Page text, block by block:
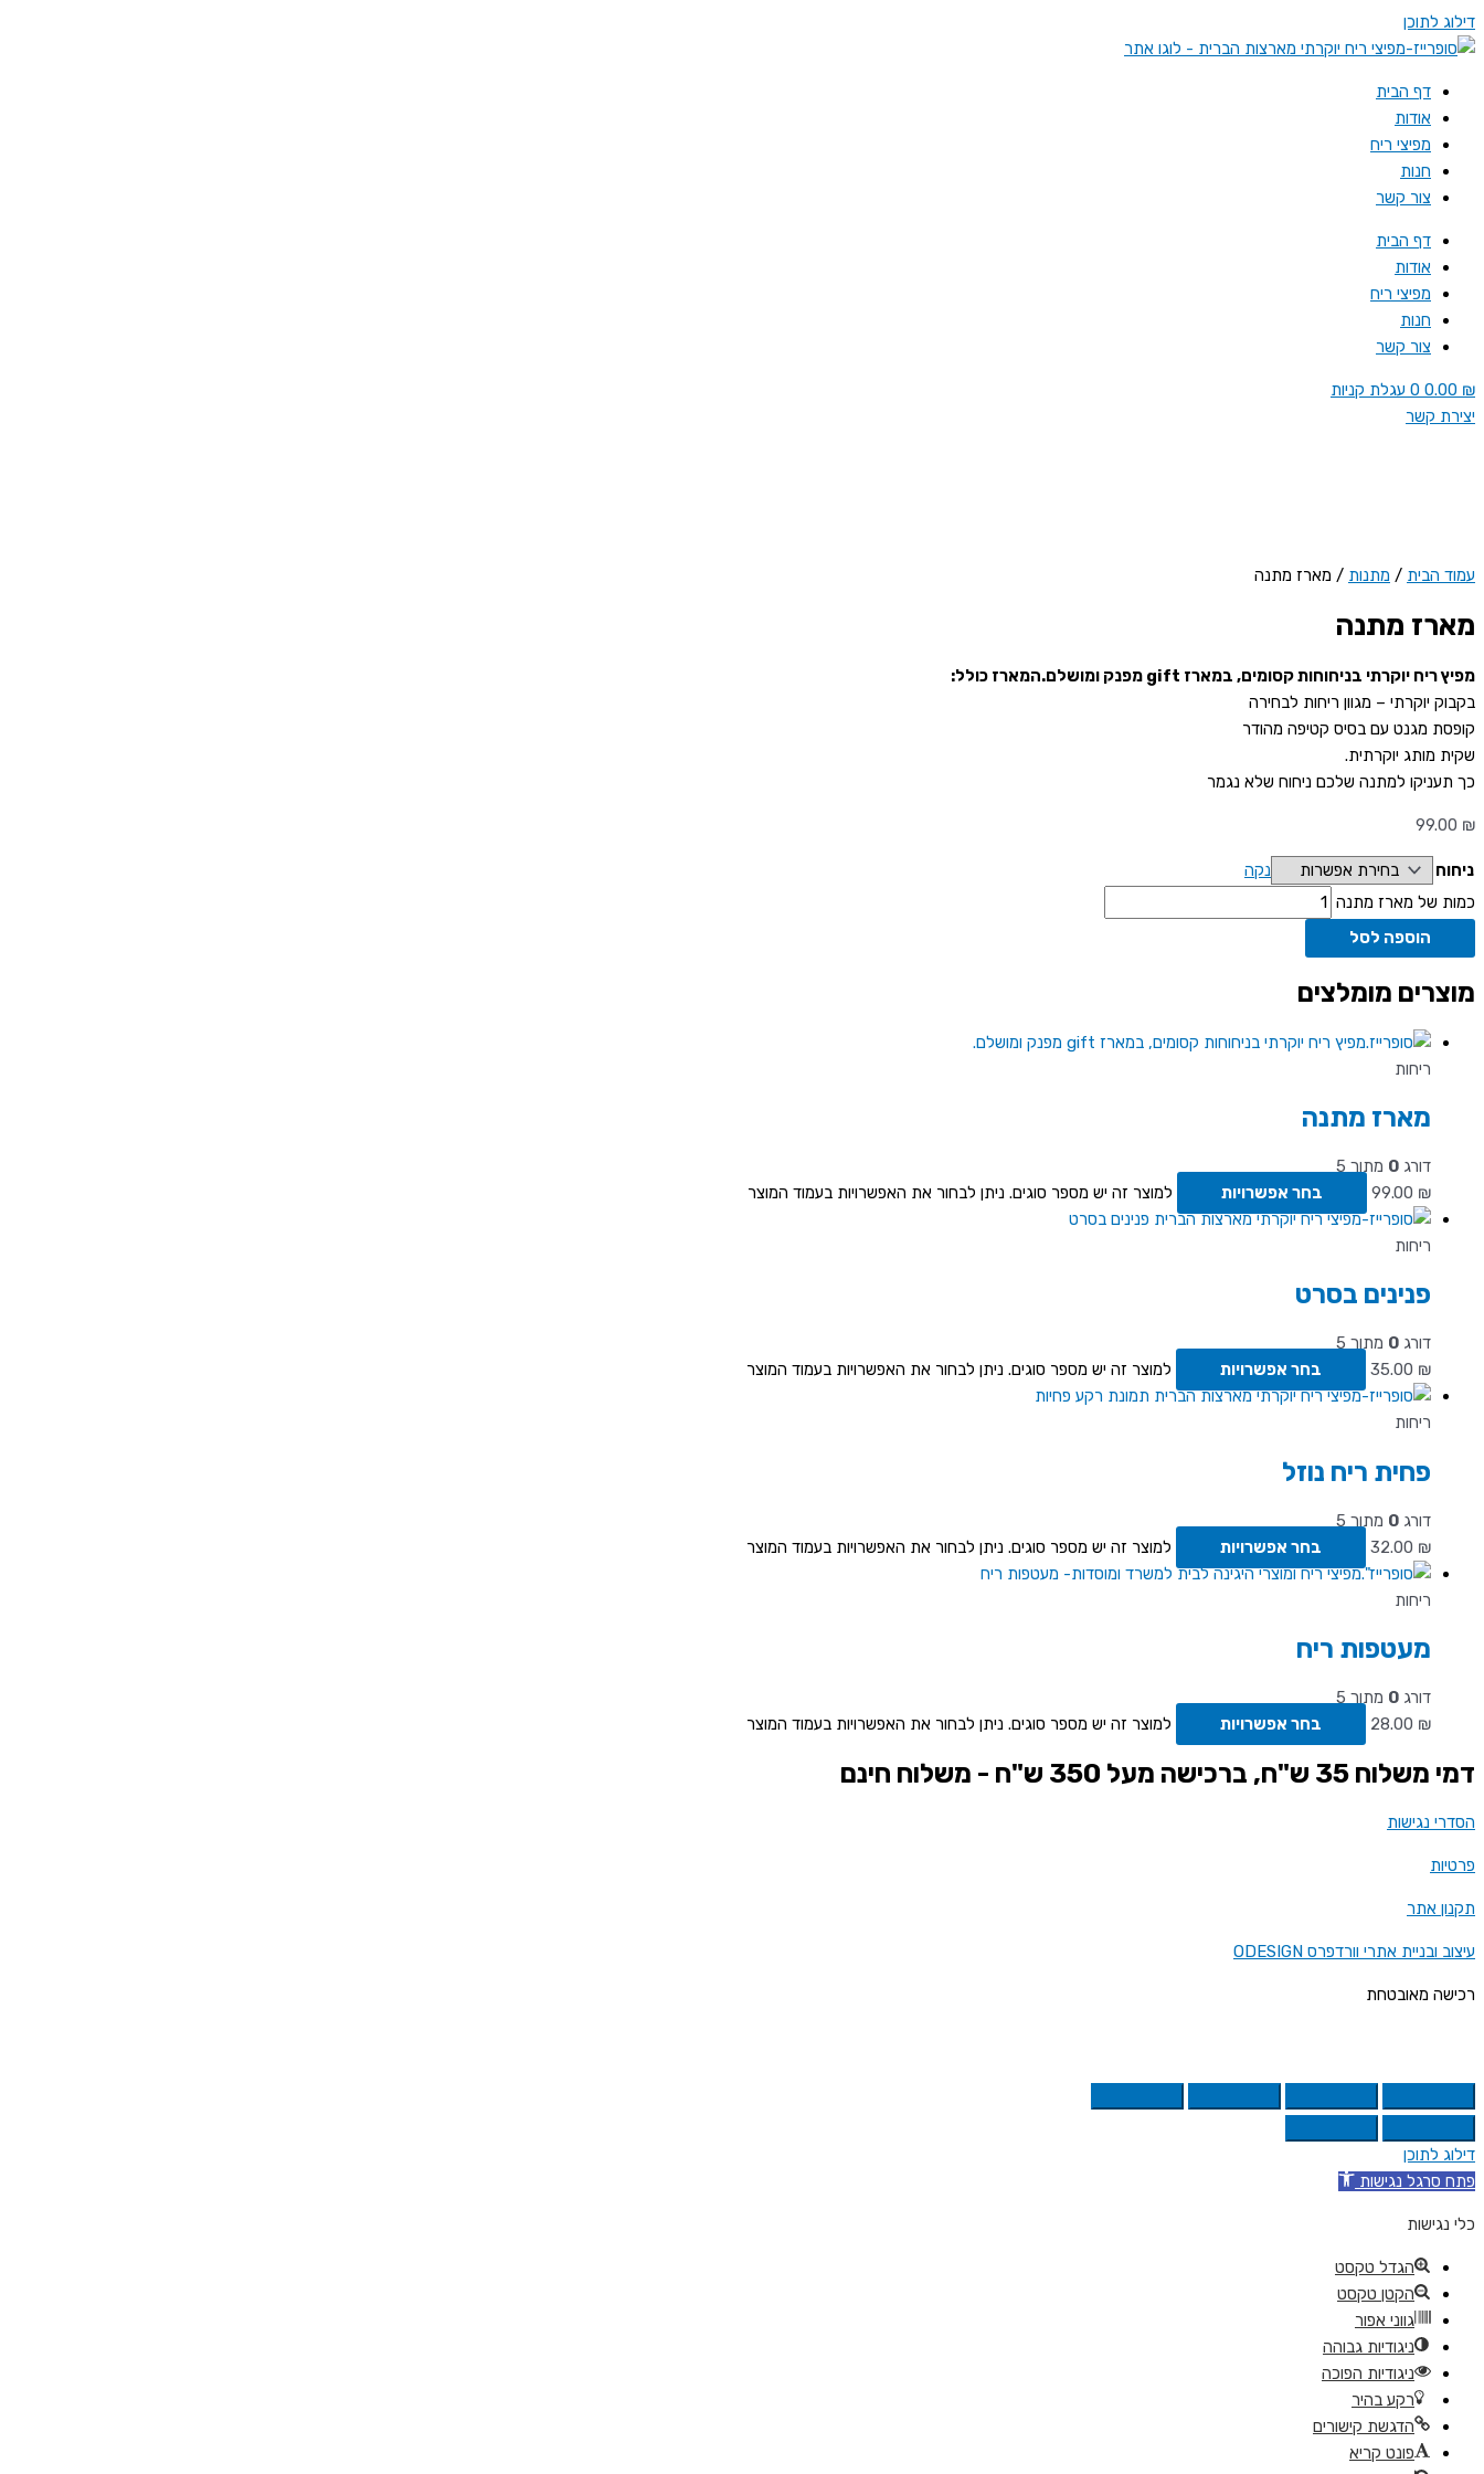
דילוג לתוכן
דף הבית
אודות
מפיצי ריח
חנות
צור קשר
דף הבית
אודות
מפיצי ריח
חנות
צור קשר
0.00 ₪
0 עגלת קניות
יצירת קשר
עמוד הבית / מתנות / מארז מתנה
מארז מתנה
מפיץ ריח יוקרתי בניחוחות קסומים, במארז gift מפנק ומושלם.המארז כולל:
בקבוק יוקרתי – מגוון ריחות לבחירה
קופסת מגנט עם בסיס קטיפה מהודר
שקית מותג יוקרתית.
כך תעניקו למתנה שלכם ניחוח שלא נגמר
99.00 ₪
ניחוח
נקה
כמות של מארז מתנה
הוספה לסל
מוצרים מומלצים
ריחות
מארז מתנה
דורג 0 מתוך 5
99.00 ₪ בחר אפשרויות למוצר זה יש מספר סוגים. ניתן לבחור את האפשרויות בעמוד המוצר
ריחות
פנינים בסרט
דורג 0 מתוך 5
35.00 ₪ בחר אפשרויות למוצר זה יש מספר סוגים. ניתן לבחור את האפשרויות בעמוד המוצר
ריחות
פחית ריח נוזל
דורג 0 מתוך 5
32.00 ₪ בחר אפשרויות למוצר זה יש מספר סוגים. ניתן לבחור את האפשרויות בעמוד המוצר
ריחות
מעטפות ריח
דורג 0 מתוך 5
28.00 ₪ בחר אפשרויות למוצר זה יש מספר סוגים. ניתן לבחור את האפשרויות בעמוד המוצר
דמי משלוח 35 ש"ח, ברכישה מעל 350 ש"ח - משלוח חינם
הסדרי נגישות
פרטיות
תקנון אתר
עיצוב ובניית אתרי וורדפרס ODESIGN
רכישה מאובטחת
דילוג לתוכן
פתח סרגל נגישות
כלי נגישות
הגדל טקסט
הקטן טקסט
גווני אפור
ניגודיות גבוהה
ניגודיות הפוכה
רקע בהיר
הדגשת קישורים
פונט קריא